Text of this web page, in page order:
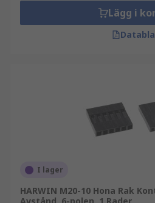
Lägg i
I lager
HARWIN M20-10 Hona Rak